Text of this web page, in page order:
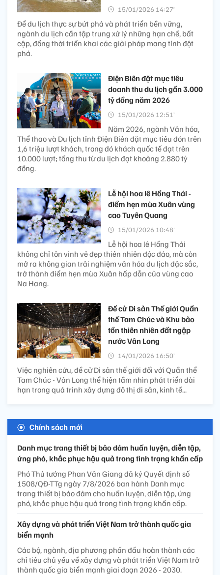
15/01/2026 14:27’
Để du lịch thực sự bứt phá và phát triển bền vững,
ngành du lịch cần tập trung xử lý những hạn chế, bất
cập, đồng thời triển khai các giải pháp mang tính đột
phá.
Điện Biên đặt mục tiêu
doanh thu du lịch gần 3.000
tỷ đồng năm 2026
15/01/2026 12:51’
Năm 2026, ngành Văn hóa,
Thể thao và Du lịch tỉnh Điện Biên đặt mục tiêu đón trên
1,6 triệu lượt khách, trong đó khách quốc tế đạt trên
10.000 lượt; tổng thu từ du lịch đạt khoảng 2.880 tỷ
đồng.
Lễ hội hoa lê Hồng Thái -
điểm hẹn mùa Xuân vùng
cao Tuyên Quang
15/01/2026 10:48’
Lễ hội hoa lê Hồng Thái
không chỉ tôn vinh vẻ đẹp thiên nhiên độc đáo, mà còn
mở ra không gian trải nghiệm văn hóa du lịch đặc sắc,
trở thành điểm hẹn mùa Xuân hấp dẫn của vùng cao
Na Hang.
Đề cử Di sản Thế giới Quần
thể Tam Chúc và Khu bảo
tồn thiên nhiên đất ngập
nước Vân Long
14/01/2026 16:50’
Việc nghiên cứu, đề cử Di sản thế giới đối với Quần thể
Tam Chúc - Vân Long thể hiện tầm nhìn phát triển dài
hạn trong quá trình xây dựng đô thị di sản, kinh tế...
Chính sách mới
Danh mục trang thiết bị bảo đảm huấn luyện, diễn tập,
ứng phó, khắc phục hậu quả trong tình trạng khẩn cấp
Phó Thủ tướng Phan Văn Giang đã ký Quyết định số
1508/QĐ-TTg ngày 7/8/2026 ban hành Danh mục
trang thiết bị bảo đảm cho huấn luyện, diễn tập, ứng
phó, khắc phục hậu quả trong tình trạng khẩn cấp.
Xây dựng và phát triển Việt Nam trở thành quốc gia
biển mạnh
Các bộ, ngành, địa phương phấn đấu hoàn thành các
chỉ tiêu chủ yếu về xây dựng và phát triển Việt Nam trở
thành quốc gia biển mạnh giai đoạn 2026 - 2030.